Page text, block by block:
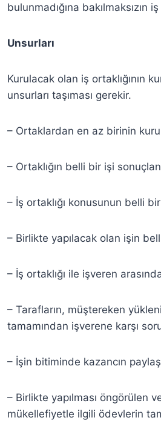
bulunmadığına
Unsurları
Kurulacak olan iş ortaklığının
unsurları taşıması gerekir.
– Ortaklardan en az birinin
– Ortaklığın belli bir işi
– İş ortaklığı konusunun belli
– Birlikte yapılacak olan işin
– İş ortaklığı ile işveren
– Tarafların, müştereken
tamamından işverene karşı
– İşin bitiminde kazancın
– Birlikte yapılması öngörülen
mükellefiyetle ilgili ödevlerin